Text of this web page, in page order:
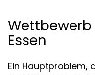
Essen
Ein Hauptproblem,